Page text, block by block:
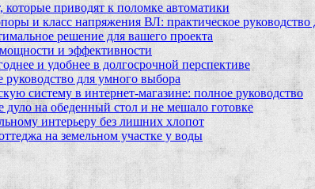
приводят к поломке автоматики
и класс напряжения ВЛ: практическое руководство
решение для вашего проекта
и эффективности
и удобнее в долгосрочной перспективе
для умного выбора
систему в интернет‑магазине: полное руководство
на обеденный стол и не мешало готовке
интерьеру без лишних хлопот
на земельном участке у воды